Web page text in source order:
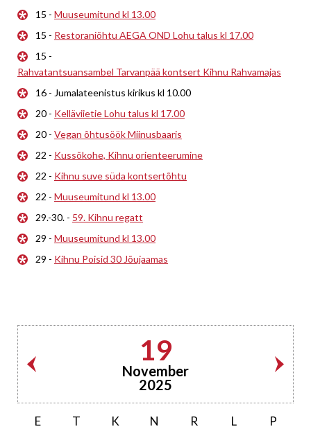
15 - Muuseumitund kl 13.00
15 - Restoraniõhtu AEGA OND Lohu talus kl 17.00
15 -
Rahvatantsuansambel Tarvanpää kontsert Kihnu Rahvamajas
16 - Jumalateenistus kirikus kl 10.00
20 - Kelläviietie Lohu talus kl 17.00
20 - Vegan õhtusöök Miinusbaaris
22 - Kussõkohe, Kihnu orienteerumine
22 - Kihnu suve süda kontsertõhtu
22 - Muuseumitund kl 13.00
29.-30. - 59. Kihnu regatt
29 - Muuseumitund kl 13.00
29 - Kihnu Poisid 30 Jõujaamas
19
November
2025
E T K N R L P